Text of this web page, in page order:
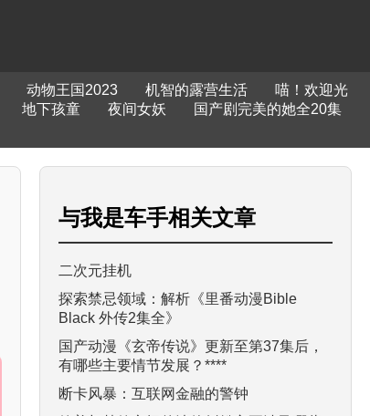
动物王国2023 机智的露营生活
喵！欢迎光
地下孩童 夜间女妖
国产剧完美的她全20集
与我是车手相关文章
二次元挂机
探索禁忌领域：解析《里番动漫Bible
Black 外传2集全》
国产动漫《玄帝传说》更新至第37集后，
有哪些主要情节发展？****
断卡风暴：互联网金融的警钟